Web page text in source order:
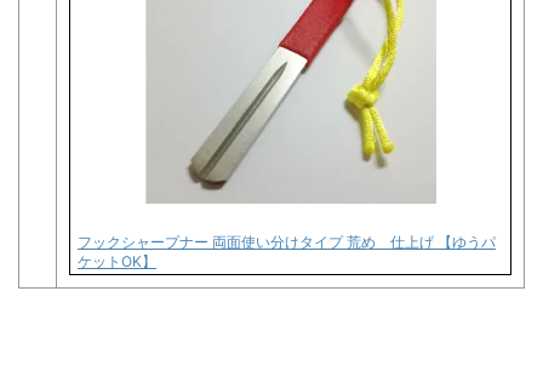
フックシャープナー 両面使い分けタイプ 荒め 仕上げ 【ゆうパ
ケットOK】